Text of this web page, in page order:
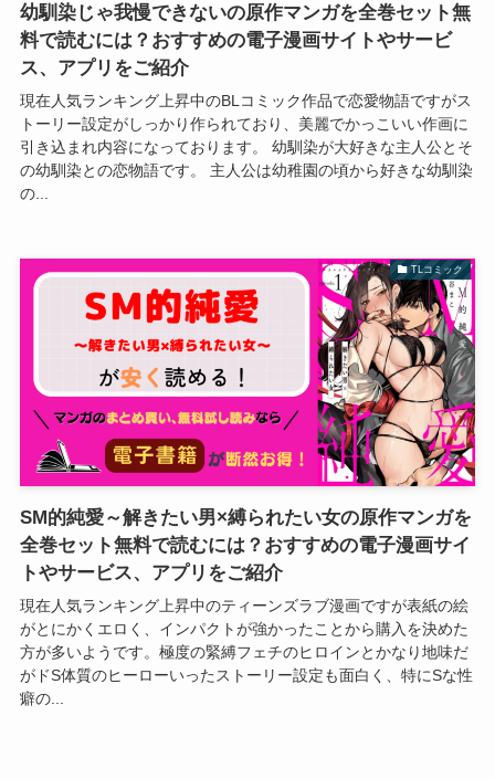
幼馴染じゃ我慢できないの原作マンガを全巻セット無
料で読むには？おすすめの電子漫画サイトやサービ
ス、アプリをご紹介
現在人気ランキング上昇中のBLコミック作品で恋愛物語ですがス
トーリー設定がしっかり作られており、美麗でかっこいい作画に
引き込まれ内容になっております。 幼馴染が大好きな主人公とそ
の幼馴染との恋物語です。 主人公は幼稚園の頃から好きな幼馴染
の...
TLコミック
SM的純愛～解きたい男×縛られたい女の原作マンガを
全巻セット無料で読むには？おすすめの電子漫画サイ
トやサービス、アプリをご紹介
現在人気ランキング上昇中のティーンズラブ漫画ですが表紙の絵
がとにかくエロく、インパクトが強かったことから購入を決めた
方が多いようです。極度の緊縛フェチのヒロインとかなり地味だ
がドS体質のヒーローいったストーリー設定も面白く、特にSな性
癖の...